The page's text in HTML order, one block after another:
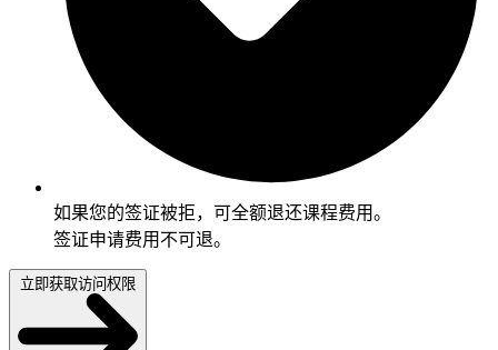
如果您的签证被拒，可全额退还课程费用。
签证申请费用不可退。